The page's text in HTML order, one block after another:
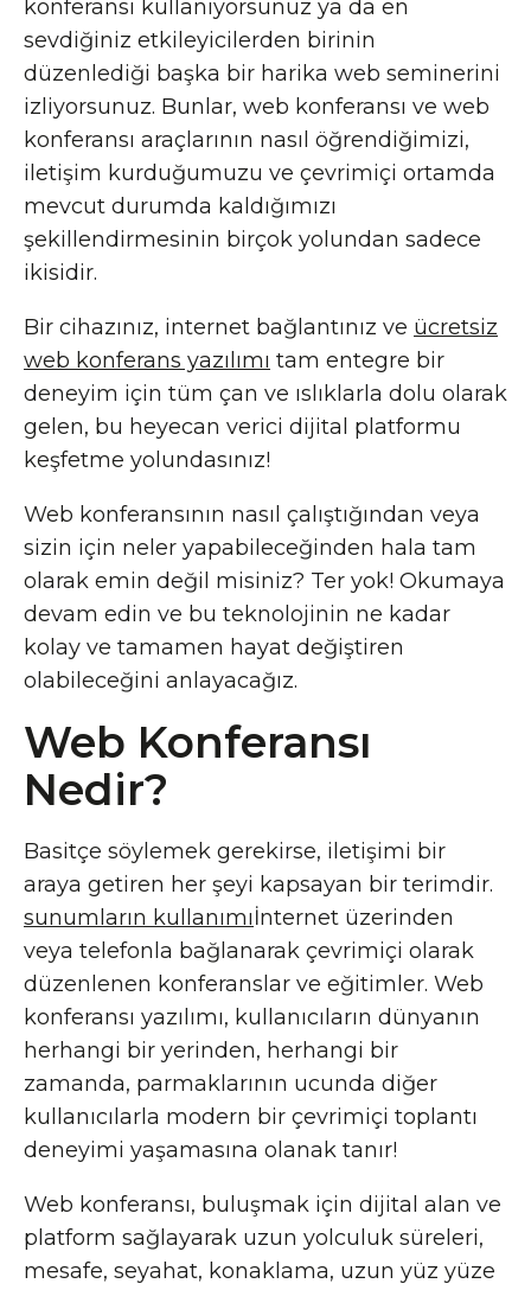
konferansı kullanıyorsunuz ya da en
sevdiğiniz etkileyicilerden birinin
düzenlediği başka bir harika web seminerini
izliyorsunuz. Bunlar, web konferansı ve web
konferansı araçlarının nasıl öğrendiğimizi,
iletişim kurduğumuzu ve çevrimiçi ortamda
mevcut durumda kaldığımızı
şekillendirmesinin birçok yolundan sadece
ikisidir.
Bir cihazınız, internet bağlantınız ve ücretsiz
web konferans yazılımı tam entegre bir
deneyim için tüm çan ve ıslıklarla dolu olarak
gelen, bu heyecan verici dijital platformu
keşfetme yolundasınız!
Web konferansının nasıl çalıştığından veya
sizin için neler yapabileceğinden hala tam
olarak emin değil misiniz? Ter yok! Okumaya
devam edin ve bu teknolojinin ne kadar
kolay ve tamamen hayat değiştiren
olabileceğini anlayacağız.
Web Konferansı
Nedir?
Basitçe söylemek gerekirse, iletişimi bir
araya getiren her şeyi kapsayan bir terimdir.
sunumların kullanımıİnternet üzerinden
veya telefonla bağlanarak çevrimiçi olarak
düzenlenen konferanslar ve eğitimler. Web
konferansı yazılımı, kullanıcıların dünyanın
herhangi bir yerinden, herhangi bir
zamanda, parmaklarının ucunda diğer
kullanıcılarla modern bir çevrimiçi toplantı
deneyimi yaşamasına olanak tanır!
Web konferansı, buluşmak için dijital alan ve
platform sağlayarak uzun yolculuk süreleri,
mesafe, seyahat, konaklama, uzun yüz yüze